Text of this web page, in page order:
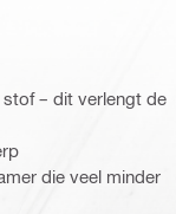
– dit verlengt de
die veel minder